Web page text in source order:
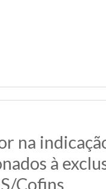
na
à
Cofins